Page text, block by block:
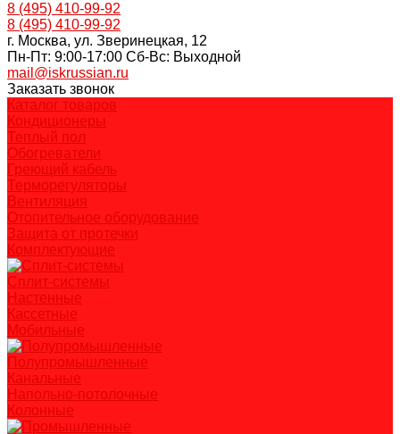
8 (495) 410-99-92
8 (495) 410-99-92
г. Москва, ул. Зверинецкая, 12
Пн-Пт: 9:00-17:00 Cб-Вс: Выходной
mail@iskrussian.ru
Заказать звонок
Каталог товаров
Кондиционеры
Теплый пол
Обогреватели
Греющий кабель
Терморегуляторы
Вентиляция
Отопительное оборудование
Защита от протечки
Комплектующие
Сплит-системы
Настенные
Кассетные
Мобильные
Полупромышленные
Канальные
Напольно-потолочные
Колонные